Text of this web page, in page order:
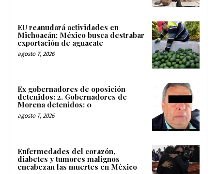
EU reanudará actividades en
Michoacán; México busca destrabar
exportación de aguacate
agosto 7, 2026
Ex gobernadores de oposición
detenidos: 2. Gobernadores de
Morena detenidos: 0
agosto 7, 2026
Enfermedades del corazón,
diabetes y tumores malignos
encabezan las muertes en México